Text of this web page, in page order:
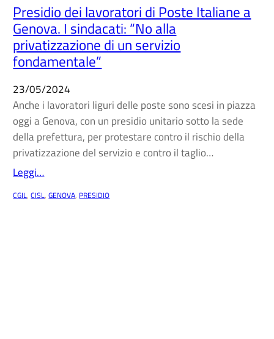
Presidio dei lavoratori di Poste Italiane a
Genova. I sindacati: “No alla
privatizzazione di un servizio
fondamentale”
23/05/2024
Anche i lavoratori liguri delle poste sono scesi in piazza
oggi a Genova, con un presidio unitario sotto la sede
della prefettura, per protestare contro il rischio della
privatizzazione del servizio e contro il taglio…
Leggi…
CGIL, CISL, GENOVA, PRESIDIO